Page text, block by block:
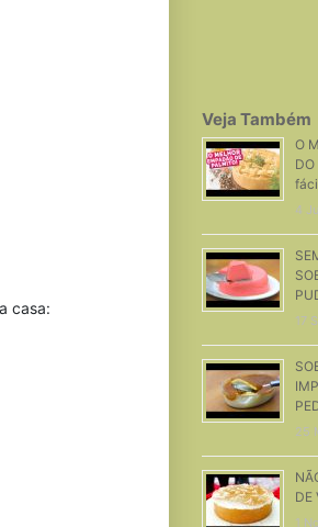
casa:
Veja Também
O
4
17
25
DE
1